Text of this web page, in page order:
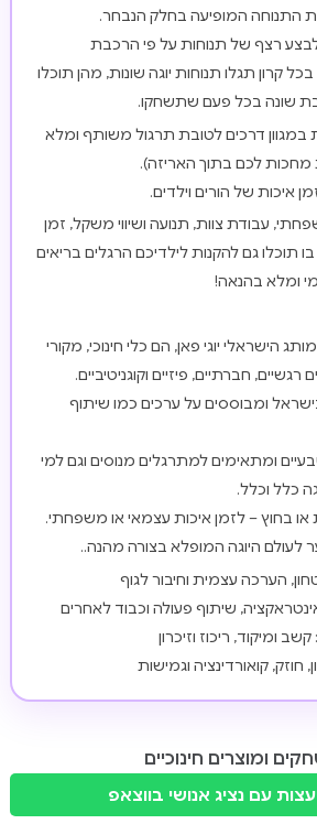
התנוחה המופיעה בחלק הנבחר.
רצף של תנוחות על פי הרכבת
קרון תגלו תנוחות יוגה שונות, מהן תוכלו
שונה בכל פעם שתשחקו.
דרכים לטובת תרגול משותף ומלא
לכם בתוך האריזה).
איכות של הורים וילדים.
עבודת צוות, תנועה ושיווי משקל, זמן
תוכלו גם להקנות לילדיכם הרגלים בריאים
ומלא בהנאה!
הישראלי יוגי פאן, הם כלי חינוכי, מקורי
חברתיים, פיזיים וקוגניטיביים.
ומבוססים על ערכים כמו שיתוף
ומתאימים למתרגלים מנוסים וגם למי
כלל וכלל.
או בחוץ – לזמן איכות עצמאי או משפחתי.
היוגה המופלא בצורה מהנה..
הערכה עצמית וחיבור לגוף
שיתוף פעולה וכבוד לאחרים
ומיקוד, ריכוז וזיכרון
חוזק, קואורדינציה וגמישות
ומוצרים חינוכיים
עם נציג אנושי בווצאפ